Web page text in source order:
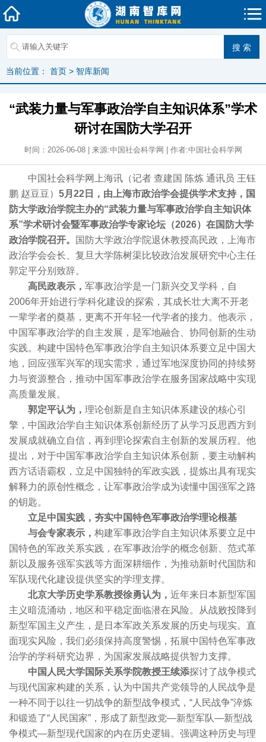
当前位置： 首页 > 智库新闻
“武装力量与军事政治学自主知识体系”学术
研讨在国防大学召开
时间：2026-06-08 | 来源:中国社会科学网 | 作者:中国社会科学网
中国社会科学网上海讯（记者 查建国 陈炼 通讯员 王钰
鹏 赵豆豆） 5月22日，由上海市政治学会提供学术支持，国
防大学政治学院主办的“武装力量与军事政治学自主知识体
系”学术研讨会暨军事政治学专家论坛（2026）在国防大学
政治学院召开。
国防大学政治学院退休教授高民政，上海市
政治学会会长、复旦大学陈树渠比较政治发展研究中心主任
郭定平分别致辞。
高民政表示， 军事政治学是一门新兴交叉学科，自
2006年开始进行学科化建设的探索，其成长壮大离不开老
一辈学者的奠基，更离不开年轻一代学者的接力。他表示，
中国军事政治学的自主发展，是军地融合、协同创新的生动
实践。构建中国特色军事政治学自主知识体系要立足中国大
地，回应强军兴军的现实需求，通过军地深度协同的持续努
力与资源整合，推动中国军事政治学在服务国家战略中实现
高质量发展。
郭定平认为， 理论创新是自主知识体系建设的核心引
擎，中国政治学自主知识体系创新经历了从学习反思西方到
发展成就确立自信，再到理论探索自主创新的发展历程。他
提出，对于中国军事政治学自主知识体系创新，要主动解构
西方话语霸权，立足中国独特的军政实践，提炼出具有现实
解释力的原创性概念，让军事政治学成为读懂中国强军之路
的钥匙。
立足中国实践，夯实中国特色军事政治学理论根基
与会专家表示， 构建军事政治学自主知识体系要立足中
国特色的军政关系实践，在军事政治学的概念创新、范式革
新以及服务强军实践等方面深耕细作，为推动新时代国防和
军队现代化建设提供坚实的学理支撑。
北京大学历史学系教授徐勇认为， 近年来日本新型军国
主义暗流涌动，地区和平稳定面临潜在风险。从战败投降到
新型军国主义产生，是日本军政关系发展的历史与现实。直
面现实风险，我们必须保持高度警惕，拓展中国特色军事政
治学的学科研究边界，为国家发展战略提供智力支撑。
中国人民大学国际关系学院教授王续添探讨了战争模式
与现代国家构建的关系，认为中国共产党领导的人民战争是
一种不同于以往一切战争的新型战争模式，“人民战争”淬炼
和锻造了“人民国家”，形成了新型政党—新型军队—新型战
争模式—新型现代国家的内在历史逻辑。强调这种历史与理